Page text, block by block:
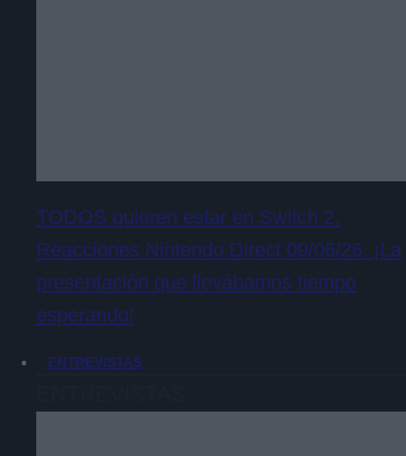
TODOS quieren estar en Switch 2.
Reacciones Nintendo Direct 09/06/26. ¡La
presentación que llevábamos tiempo
esperando!
ENTREVISTAS